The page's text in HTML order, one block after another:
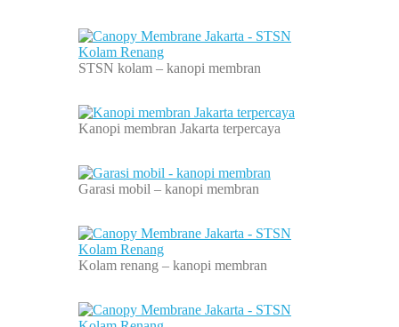
STSN kolam – kanopi membran
Kanopi membran Jakarta terpercaya
Garasi mobil – kanopi membran
Kolam renang – kanopi membran